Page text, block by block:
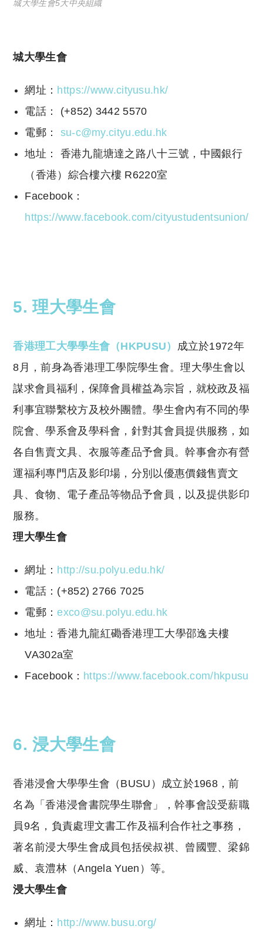
城大學生會5大中央組織​
城大學生會
網址： https://www.cityusu.hk/
電話： (+852) 3442 5570
電郵： su-c@my.cityu.edu.hk
地址： 香港九龍塘達之路八十三號，中國銀行
（香港）綜合樓六樓 R6220室
Facebook：
https://www.facebook.com/cityustudentsunion/
5. 理大學生會
香港理工大學學生會（HKPUSU）
成立於1972年
8月，前身為香港理工學院學生會。理大學生會以
謀求會員福利，保障會員權益為宗旨，就校政及福
利事宜聯繫校方及校外團體。學生會內有不同的學
院會、學系會及學科會，針對其會員提供服務，如
各自售賣文具、衣服等產品予會員。幹事會亦有營
運福利專門店及影印場，分別以優惠價錢售賣文
具、食物、電子產品等物品予會員，以及提供影印
服務。
理大學生會
網址： http://su.polyu.edu.hk/
電話：(+852) 2766 7025
電郵：exco@su.polyu.edu.hk
地址：香港九龍紅磡香港理工大學邵逸夫樓
VA302a室
Facebook： https://www.facebook.com/hkpusu
6. 浸大學生會
香港浸會大學學生會（BUSU）成立於1968，前
名為「香港浸會書院學生聯會」，幹事會設受薪職
員9名，負責處理文書工作及福利合作社之事務，
著名前浸大學生會成員包括侯叔祺、曾國豐、梁錦
威、袁澧林（Angela Yuen）等。
浸大學生會
網址： http://www.busu.org/